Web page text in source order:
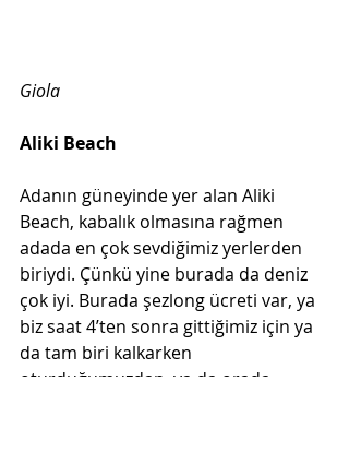
Giola
Aliki Beach
Adanın güneyinde yer alan Aliki
Beach, kabalık olmasına rağmen
adada en çok sevdiğimiz yerlerden
biriydi. Çünkü yine burada da deniz
çok iyi. Burada şezlong ücreti var, ya
biz saat 4’ten sonra gittiğimiz için ya
da tam biri kalkarken
oturduğumuzdan, ya da orada